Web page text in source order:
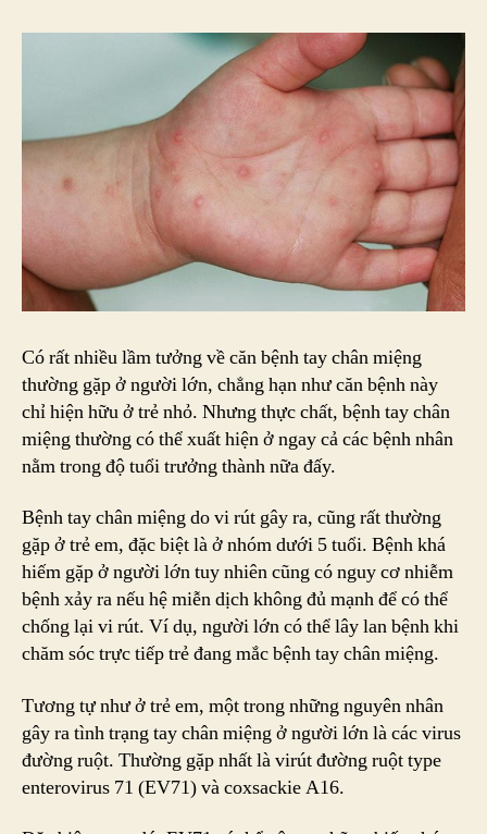
Bị
Có rất nhiều lầm tưởng về căn bệnh tay chân miệng
thường gặp ở người lớn, chẳng hạn như căn bệnh này
chỉ hiện hữu ở trẻ nhỏ. Nhưng thực chất, bệnh tay chân
miệng thường có thể xuất hiện ở ngay cả các bệnh nhân
nằm trong độ tuổi trưởng thành nữa đấy.
Bệnh tay chân miệng do vi rút gây ra, cũng rất thường
gặp ở trẻ em, đặc biệt là ở nhóm dưới 5 tuổi. Bệnh khá
hiếm gặp ở người lớn tuy nhiên cũng có nguy cơ nhiễm
bệnh xảy ra nếu hệ miễn dịch không đủ mạnh để có thể
chống lại vi rút. Ví dụ, người lớn có thể lây lan bệnh khi
chăm sóc trực tiếp trẻ đang mắc bệnh tay chân miệng.
Tương tự như ở trẻ em, một trong những nguyên nhân
gây ra tình trạng tay chân miệng ở người lớn là các virus
đường ruột. Thường gặp nhất là virút đường ruột type
enterovirus 71 (EV71) và coxsackie A16.